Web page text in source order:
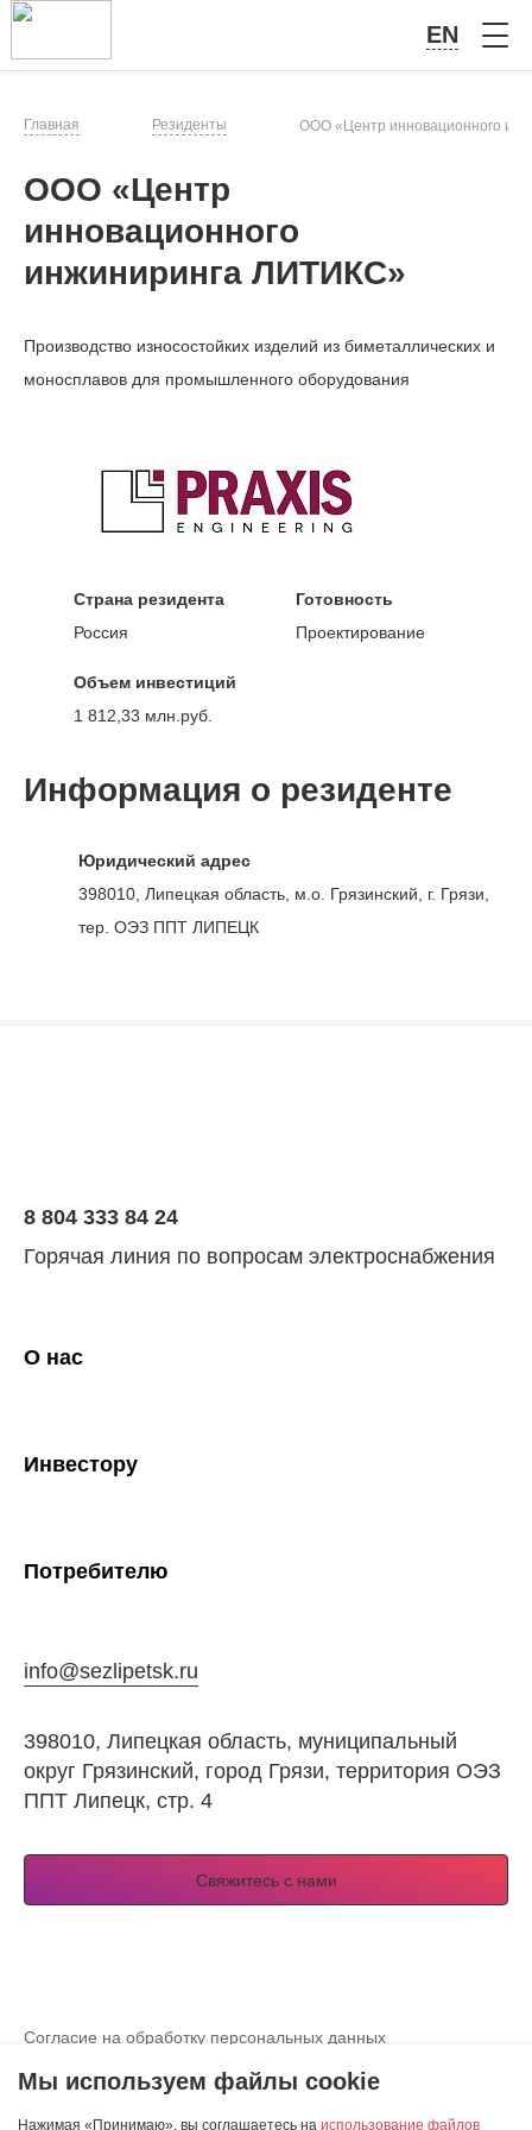
EN
Главная Резиденты ООО «Центр инновационного
ООО «Центр
инновационного
инжиниринга ЛИТИКС»
Производство износостойких изделий из биметаллических и
моносплавов для промышленного оборудования
Страна резидента
Россия
Готовность
Проектирование
Объем инвестиций
1 812,33 млн.руб.
Информация о резиденте
Юридический адрес
398010, Липецкая область, м.о. Грязинский, г. Грязи,
тер. ОЭЗ ППТ ЛИПЕЦК
8 804 333 84 24
Горячая линия по вопросам электроснабжения
info@sezlipetsk.ru
398010, Липецкая область, муниципальный
округ Грязинский, город Грязи, территория ОЭЗ
ППТ Липецк, стр. 4
Свяжитесь с нами
О нас
Инвестору
Потребителю
Разработка сайта — студия «Сибирикс»
Согласие на обработку персональных данных
Мы используем файлы cookie
Нажимая «Принимаю», вы соглашаетесь на использование файлов